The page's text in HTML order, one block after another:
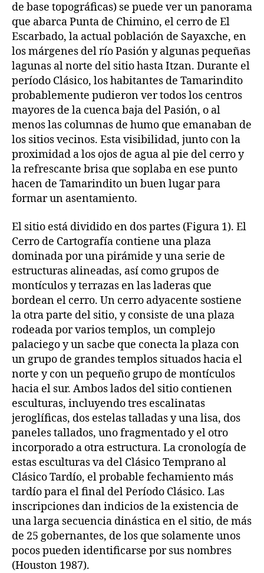
de base topográficas) se puede ver un panorama
que abarca Punta de Chimino, el cerro de El
Escarbado, la actual población de Sayaxche, en
los márgenes del río Pasión y algunas pequeñas
lagunas al norte del sitio hasta Itzan. Durante el
período Clásico, los habitantes de Tamarindito
probablemente pudieron ver todos los centros
mayores de la cuenca baja del Pasión, o al
menos las columnas de humo que emanaban de
los sitios vecinos. Esta visibilidad, junto con la
proximidad a los ojos de agua al pie del cerro y
la refrescante brisa que soplaba en ese punto
hacen de Tamarindito un buen lugar para
formar un asentamiento.
El sitio está dividido en dos partes (Figura 1). El
Cerro de Cartografía contiene una plaza
dominada por una pirámide y una serie de
estructuras alineadas, así como grupos de
montículos y terrazas en las laderas que
bordean el cerro. Un cerro adyacente sostiene
la otra parte del sitio, y consiste de una plaza
rodeada por varios templos, un complejo
palaciego y un sacbe que conecta la plaza con
un grupo de grandes templos situados hacia el
norte y con un pequeño grupo de montículos
hacia el sur. Ambos lados del sitio contienen
esculturas, incluyendo tres escalinatas
jeroglíficas, dos estelas talladas y una lisa, dos
paneles tallados, uno fragmentado y el otro
incorporado a otra estructura. La cronología de
estas esculturas va del Clásico Temprano al
Clásico Tardío, el probable fechamiento más
tardío para el final del Período Clásico. Las
inscripciones dan indicios de la existencia de
una larga secuencia dinástica en el sitio, de más
de 25 gobernantes, de los que solamente unos
pocos pueden identificarse por sus nombres
(Houston 1987).